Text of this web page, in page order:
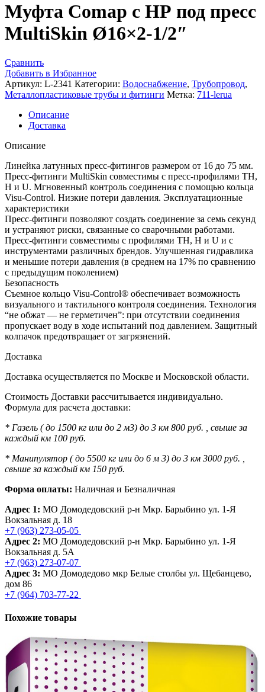
Муфта Comap с НР под пресс
MultiSkin Ø16×2-1/2″
Сравнить
Добавить в Избранное
Артикул: L-2341 Категории: Водоснабжение, Трубопровод,
Металлопластиковые трубы и фитинги Метка: 711-lerua
Описание
Доставка
Описание
Линейка латунных пресс-фитингов размером от 16 до 75 мм.
Пресс-фитинги MultiSkin совместимы с пресс-профилями TH,
H и U. Мгновенный контроль соединения с помощью кольца
Visu-Control. Низкие потери давления. Эксплуатационные
характеристики
Пресс-фитинги позволяют создать соединение за семь секунд
и устраняют риски, связанные со сварочными работами.
Пресс-фитинги совместимы с профилями TH, H и U и с
инструментами различных брендов. Улучшенная гидравлика
и меньшие потери давления (в среднем на 17% по сравнению
с предыдущим поколением)
Безопасность
Съемное кольцо Visu-Control® обеспечивает возможность
визуального и тактильного контроля соединения. Технология
“не обжат — не герметичен”: при отсутствии соединения
пропускает воду в ходе испытаний под давлением. Защитный
колпачок предотвращает от загрязнений.
Доставка
Доставка осуществляется по Москве и Московской области.
Стоимость Доставки рассчитывается индивидуально.
Формула для расчета доставки:
* Газель ( до 1500 кг или до 2 м3) до 3 км 800 руб. , свыше за
каждый км 100 руб.
* Манипулятор ( до 5500 кг или до 6 м 3) до 3 км 3000 руб. ,
свыше за каждый км 150 руб.
Форма оплаты: Наличная и Безналичная
Адрес 1: МО Домодедовский р-н Мкр. Барыбино ул. 1-Я
Вокзальная д. 18
+7 (963) 273-05-05
Адрес 2: МО Домодедовский р-н Мкр. Барыбино ул. 1-Я
Вокзальная д. 5А
+7 (963) 273-07-07
Адрес 3: МО Домодедово мкр Белые столбы ул. Щебанцево,
дом 86
+7 (964) 703-77-22
Похожие товары